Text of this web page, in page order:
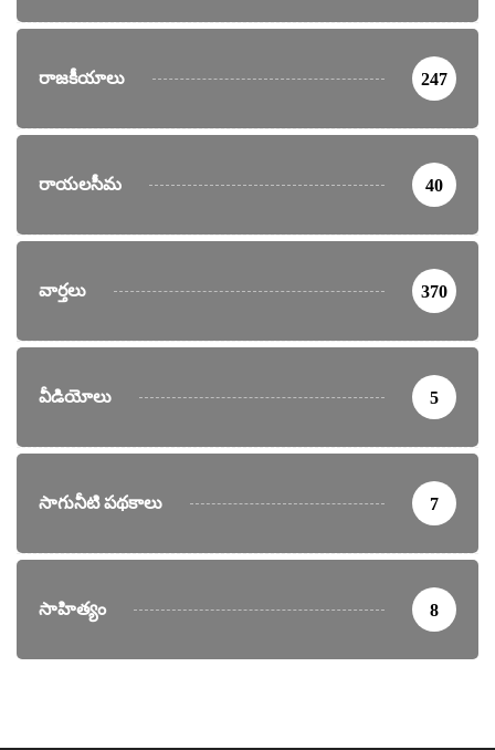
రాజకీయాలు 247
రాయలసీమ 40
వార్తలు 370
వీడియోలు 5
సాగునీటి పథకాలు 7
సాహిత్యం 8